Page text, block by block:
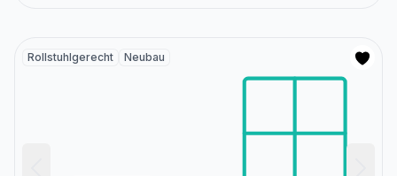
Rollstuhlgerecht Neubau